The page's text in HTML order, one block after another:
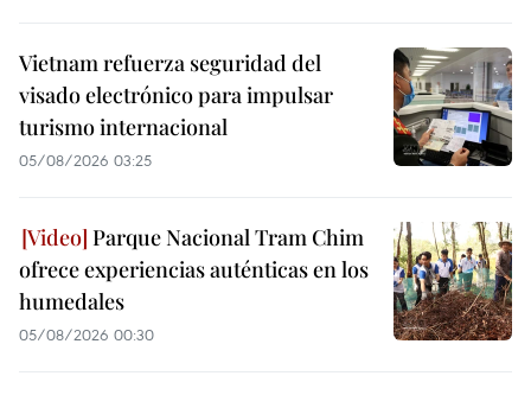
Vietnam refuerza seguridad del
visado electrónico para impulsar
turismo internacional
05/08/2026 03:25
Parque Nacional Tram Chim
ofrece experiencias auténticas en los
humedales
05/08/2026 00:30